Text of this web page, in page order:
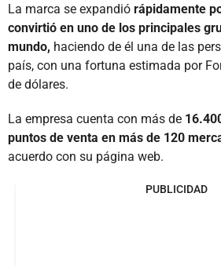
La marca se expandió rápidamente
convirtió en uno de los principales
mundo, haciendo de él una de las
país, con una fortuna estimada por
de dólares.
La empresa cuenta con más de
puntos de venta en más de 120
acuerdo con su página web.
PUBLICIDAD